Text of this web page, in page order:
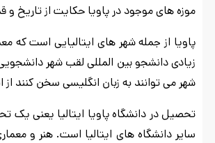
موزه های موجود در پاویا حکایت از تاریخ و
پاویا از جمله شهر های ایتالیایی است
زیادی دانشجو بین المللی لقب شهر
شهر می توانند به زبان انگلیسی سخن کنند
تحصیل در دانشگاه پاویا ایتالیا یعنی
سایر دانشگاه های ایتالیا است. هنر و